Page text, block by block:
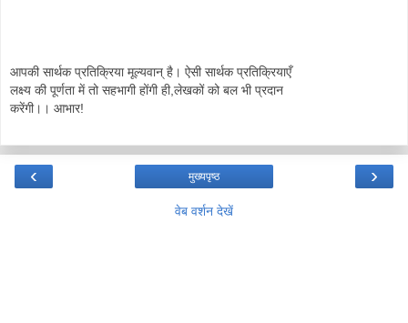
आपकी सार्थक प्रतिक्रिया मूल्यवान् है। ऐसी सार्थक प्रतिक्रियाएँ
लक्ष्य की पूर्णता में तो सहभागी होंगी ही,लेखकों को बल भी प्रदान
करेंगी।। आभार!
‹ ›
मुख्यपृष्ठ
वेब वर्शन देखें